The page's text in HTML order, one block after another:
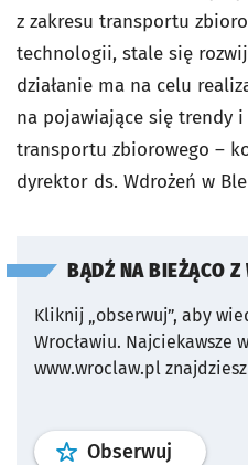
z zakresu transportu
technologii, stale się
działanie ma na celu
na pojawiające się trendy
transportu zbiorowego –
dyrektor ds. Wdrożeń w
BĄDŹ NA BIEŻĄCO
Kliknij „obserwuj”, aby
Wrocławiu. Najciekawsze
www.wroclaw.pl
Obserwuj profil